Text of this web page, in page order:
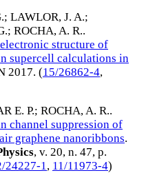
; LAWLOR, J. A.;
; ROCHA, A. R..
structure of
supercell calculations in
2017. (15/26862-4,
E. P.; ROCHA, A. R..
channel suppression of
graphene nanoribbons.
, v. 20, n. 47, p.
24227-1, 11/11973-4)